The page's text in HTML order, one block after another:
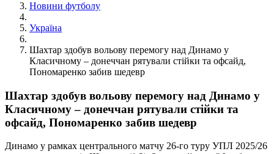
Новини футболу
Україна
Шахтар здобув вольову перемогу над Динамо у
Класичному – донеччан рятували стійки та офсайд,
Пономаренко забив шедевр
Шахтар здобув вольову перемогу над Динамо у
Класичному – донеччан рятували стійки та
офсайд, Пономаренко забив шедевр
Динамо у рамках центрального матчу 26-го туру УПЛ 2025/26